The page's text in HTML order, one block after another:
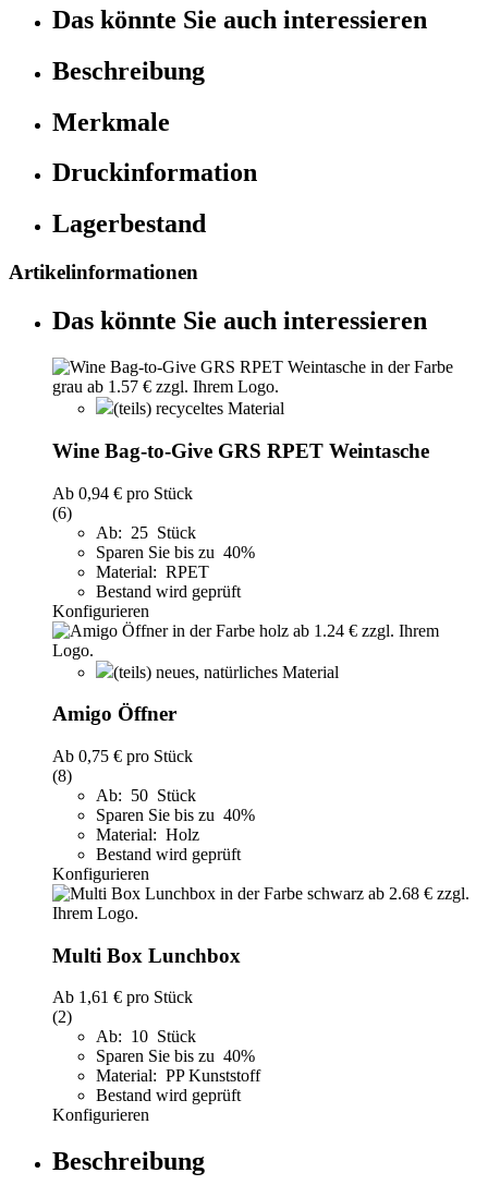
Das könnte Sie auch interessieren
Beschreibung
Merkmale
Druckinformation
Lagerbestand
Artikelinformationen
Das könnte Sie auch interessieren
(teils) recyceltes Material
Wine Bag-to-Give GRS RPET Weintasche
Ab 0,94 € pro Stück
(6)
Ab: 25 Stück
Sparen Sie bis zu 40%
Material: RPET
Bestand wird geprüft
Konfigurieren
(teils) neues, natürliches Material
Amigo Öffner
Ab 0,75 € pro Stück
(8)
Ab: 50 Stück
Sparen Sie bis zu 40%
Material: Holz
Bestand wird geprüft
Konfigurieren
Multi Box Lunchbox
Ab 1,61 € pro Stück
(2)
Ab: 10 Stück
Sparen Sie bis zu 40%
Material: PP Kunststoff
Bestand wird geprüft
Konfigurieren
Beschreibung